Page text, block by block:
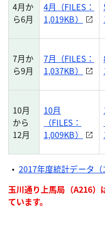
4月か
ら6月
4月（FILES：
1,019KB）
7月か
ら9月
7月（FILES：
1,037KB）
10月
から
12月
10月
（FILES：
1,009KB）
2017年度統計データ（
玉川通り上馬局（A216）
ています。